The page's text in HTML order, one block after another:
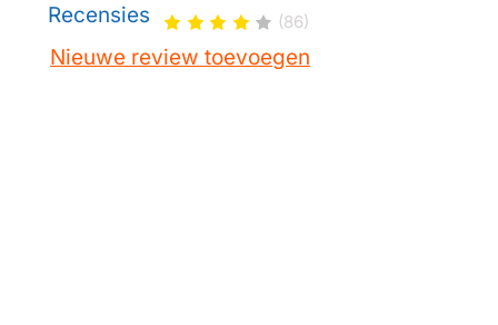
Recensies (86)
Nieuwe review toevoegen